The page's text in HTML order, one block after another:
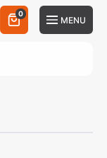
0
MENU